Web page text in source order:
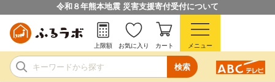
令和８年熊本地震 災害支援寄付受付について
検索
上限額 お気に入り カート メニュー